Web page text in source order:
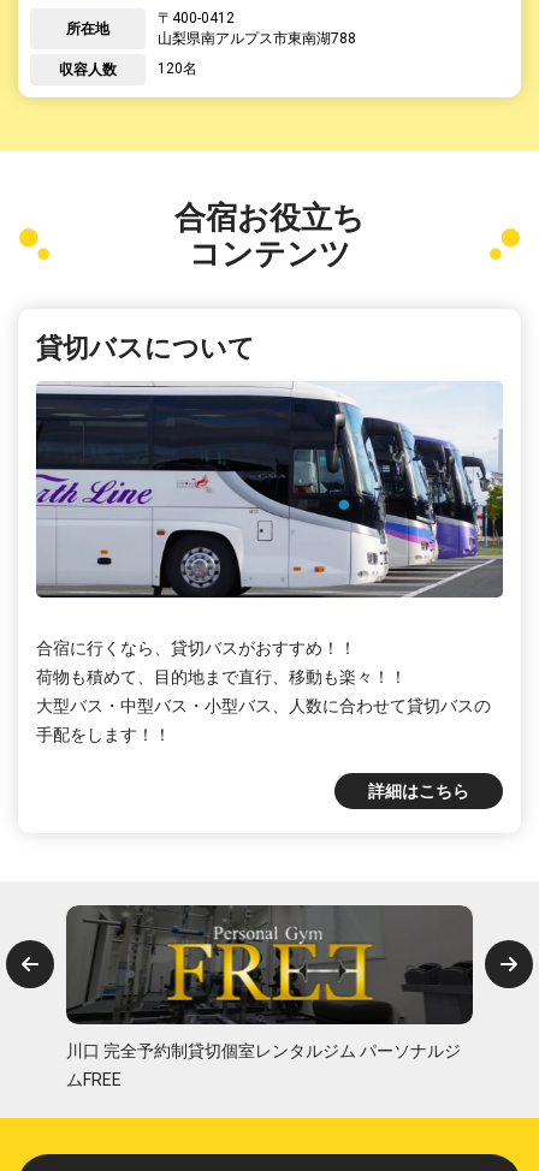
所在地
400-0412
山梨県南アルプス市東南湖788
収容人数
120名
合宿お役立ち
コンテンツ
貸切バスについて
合宿に行くなら、貸切バスがおすすめ！！
荷物も積めて、目的地まで直行、移動も楽々！！
大型バス・中型バス・小型バス、人数に合わせて貸切バスの
手配をします！！
詳細はこちら
川口 完全予約制貸切個室レンタルジム パーソナルジ
ムFREE